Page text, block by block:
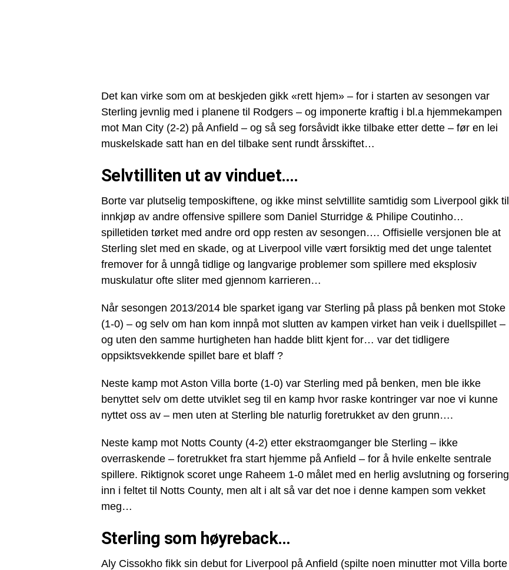
Det kan virke som om at beskjeden gikk «rett hjem» – for i starten av sesongen var
Sterling jevnlig med i planene til Rodgers – og imponerte kraftig i bl.a hjemmekampen
mot Man City (2-2) på Anfield – og så seg forsåvidt ikke tilbake etter dette – før en lei
muskelskade satt han en del tilbake sent rundt årsskiftet…
Selvtilliten ut av vinduet….
Borte var plutselig temposkiftene, og ikke minst selvtillite samtidig som Liverpool gikk til
innkjøp av andre offensive spillere som Daniel Sturridge & Philipe Coutinho…
spilletiden tørket med andre ord opp resten av sesongen…. Offisielle versjonen ble at
Sterling slet med en skade, og at Liverpool ville vært forsiktig med det unge talentet
fremover for å unngå tidlige og langvarige problemer som spillere med eksplosiv
muskulatur ofte sliter med gjennom karrieren…
Når sesongen 2013/2014 ble sparket igang var Sterling på plass på benken mot Stoke
(1-0) – og selv om han kom innpå mot slutten av kampen virket han veik i duellspillet –
og uten den samme hurtigheten han hadde blitt kjent for… var det tidligere
oppsiktsvekkende spillet bare et blaff ?
Neste kamp mot Aston Villa borte (1-0) var Sterling med på benken, men ble ikke
benyttet selv om dette utviklet seg til en kamp hvor raske kontringer var noe vi kunne
nyttet oss av – men uten at Sterling ble naturlig foretrukket av den grunn….
Neste kamp mot Notts County (4-2) etter ekstraomganger ble Sterling – ikke
overraskende – foretrukket fra start hjemme på Anfield – for å hvile enkelte sentrale
spillere. Riktignok scoret unge Raheem 1-0 målet med en herlig avslutning og forsering
inn i feltet til Notts County, men alt i alt så var det noe i denne kampen som vekket
meg…
Sterling som høyreback…
Aly Cissokho fikk sin debut for Liverpool på Anfield (spilte noen minutter mot Villa borte